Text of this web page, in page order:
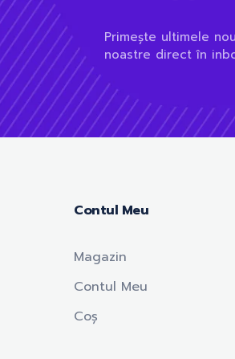
Primește ultimele
noastre direct în
Contul Meu
Magazin
Contul Meu
Coș